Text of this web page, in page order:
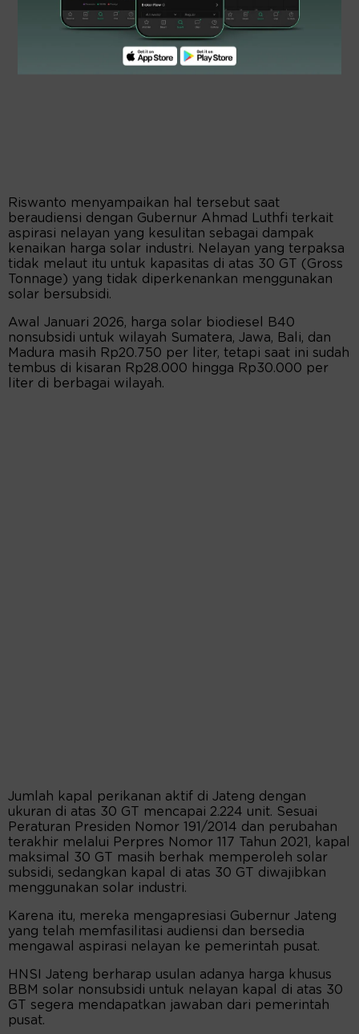
Riswanto menyampaikan hal tersebut saat
beraudiensi dengan Gubernur Ahmad Luthfi terkait
aspirasi nelayan yang kesulitan sebagai dampak
kenaikan harga solar industri. Nelayan yang terpaksa
tidak melaut itu untuk kapasitas di atas 30 GT (Gross
Tonnage) yang tidak diperkenankan menggunakan
solar bersubsidi.
Awal Januari 2026, harga solar biodiesel B40
nonsubsidi untuk wilayah Sumatera, Jawa, Bali, dan
Madura masih Rp20.750 per liter, tetapi saat ini sudah
tembus di kisaran Rp28.000 hingga Rp30.000 per
liter di berbagai wilayah.
Jumlah kapal perikanan aktif di Jateng dengan
ukuran di atas 30 GT mencapai 2.224 unit. Sesuai
Peraturan Presiden Nomor 191/2014 dan perubahan
terakhir melalui Perpres Nomor 117 Tahun 2021, kapal
maksimal 30 GT masih berhak memperoleh solar
subsidi, sedangkan kapal di atas 30 GT diwajibkan
menggunakan solar industri.
Karena itu, mereka mengapresiasi Gubernur Jateng
yang telah memfasilitasi audiensi dan bersedia
mengawal aspirasi nelayan ke pemerintah pusat.
HNSI Jateng berharap usulan adanya harga khusus
BBM solar nonsubsidi untuk nelayan kapal di atas 30
GT segera mendapatkan jawaban dari pemerintah
pusat.